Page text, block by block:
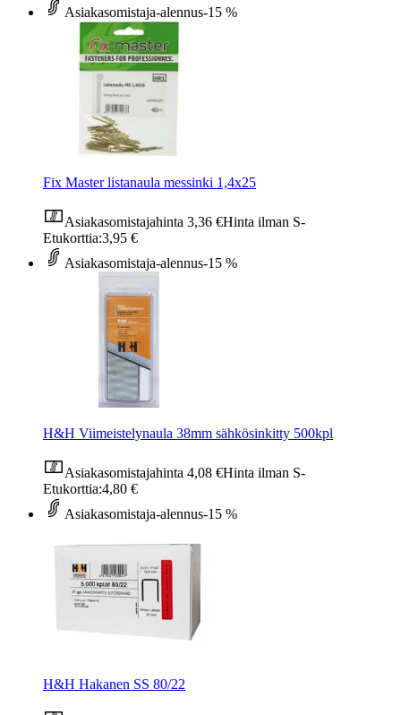
Asiakasomistaja-alennus-15 %
Fix Master listanaula messinki 1,4x25
Asiakasomistajahinta 3,36 €Hinta ilman S-
Etukorttia:3,95 €
Asiakasomistaja-alennus-15 %
H&H Viimeistelynaula 38mm sähkösinkitty 500kpl
Asiakasomistajahinta 4,08 €Hinta ilman S-
Etukorttia:4,80 €
Asiakasomistaja-alennus-15 %
H&H Hakanen SS 80/22